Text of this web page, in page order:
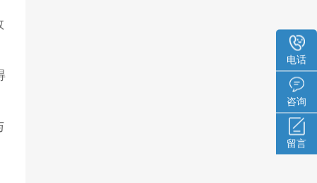
电话
咨询
留言